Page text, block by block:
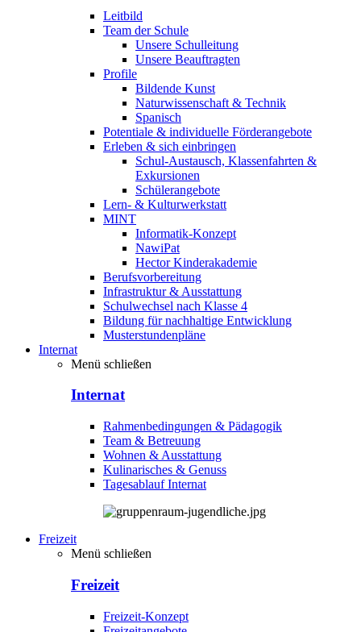
Leitbild
Team der Schule
Unsere Schulleitung
Unsere Beauftragten
Profile
Bildende Kunst
Naturwissenschaft & Technik
Spanisch
Potentiale & individuelle Förderangebote
Erleben & sich einbringen
Schul-Austausch, Klassenfahrten &
Exkursionen
Schülerangebote
Lern- & Kulturwerkstatt
MINT
Informatik-Konzept
NawiPat
Hector Kinderakademie
Berufsvorbereitung
Infrastruktur & Ausstattung
Schulwechsel nach Klasse 4
Bildung für nachhaltige Entwicklung
Musterstundenpläne
Internat
Menü schließen
Internat
Rahmenbedingungen & Pädagogik
Team & Betreuung
Wohnen & Ausstattung
Kulinarisches & Genuss
Tagesablauf Internat
Freizeit
Menü schließen
Freizeit
Freizeit-Konzept